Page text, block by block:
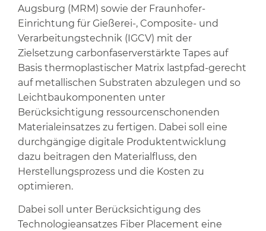
Augsburg (MRM) sowie der Fraunhofer-
Einrichtung für Gießerei-, Composite- und
Verarbeitungstechnik (IGCV) mit der
Zielsetzung carbonfaserverstärkte Tapes auf
Basis thermoplastischer Matrix lastpfad-gerecht
auf metallischen Substraten abzulegen und so
Leichtbaukomponenten unter
Berücksichtigung ressourcenschonenden
Materialeinsatzes zu fertigen. Dabei soll eine
durchgängige digitale Produktentwicklung
dazu beitragen den Materialfluss, den
Herstellungsprozess und die Kosten zu
optimieren.
Dabei soll unter Berücksichtigung des
Technologieansatzes Fiber Placement eine